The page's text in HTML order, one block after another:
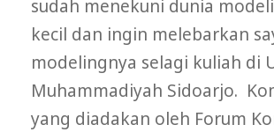
sudah menekuni dunia
kecil dan ingin melebarkan
modelingnya selagi kuliah di
Muhammadiyah Sidoarjo.
yang diadakan oleh Forum